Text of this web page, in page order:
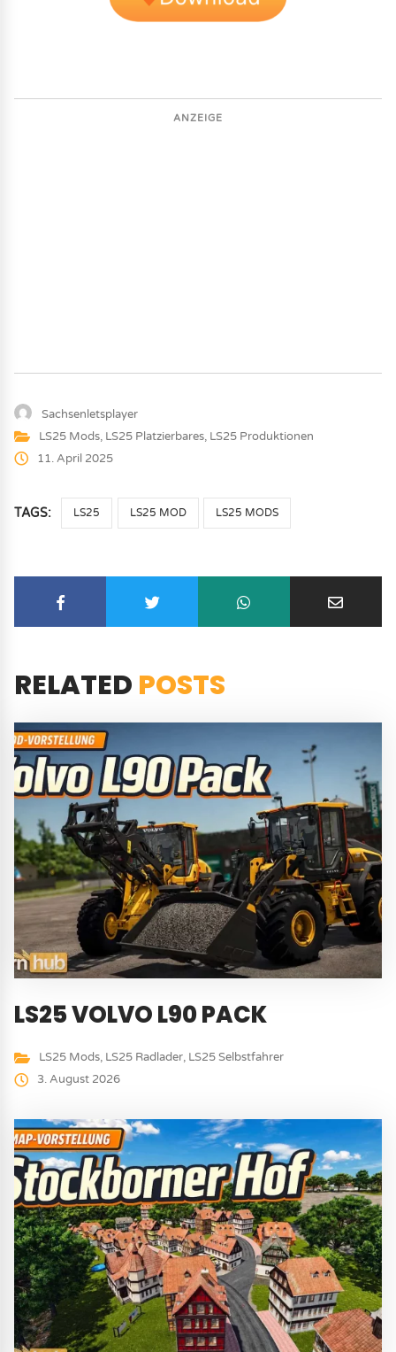
ANZEIGE
Sachsenletsplayer
LS25 Mods, LS25 Platzierbares, LS25 Produktionen
11. April 2025
TAGS: LS25 LS25 MOD LS25 MODS
RELATED POSTS
LS25 VOLVO L90 PACK
LS25 Mods, LS25 Radlader, LS25 Selbstfahrer
3. August 2026